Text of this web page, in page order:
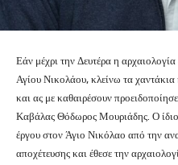
Εάν μέχρι την Δευτέρα η
Αγίου Νικολάου, κλείνω τα
και ας με καθαιρέσουν
Καβάλας Θόδωρος Μουριάδης. Ο
έργου στον Άγιο Νικόλαο από την
αποχέτευσης και έθεσε την